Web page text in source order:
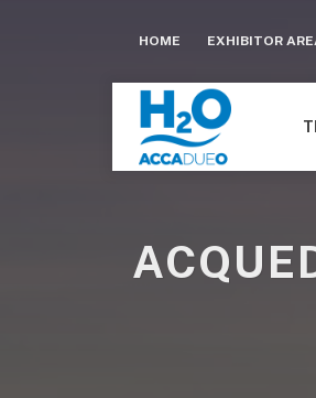
HOME EXHIBITOR